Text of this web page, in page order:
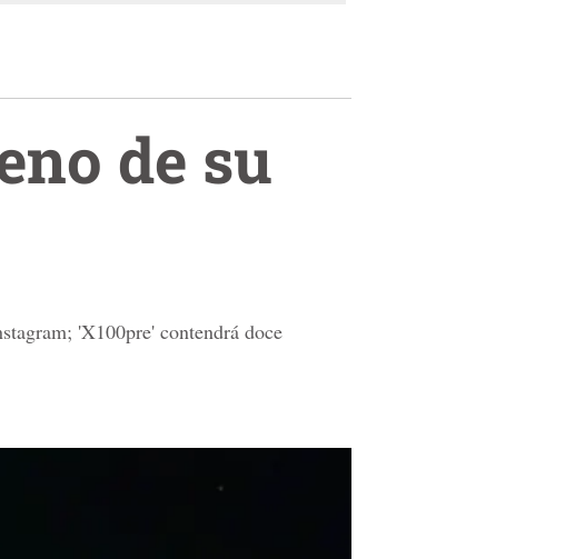
de su
'X100pre' contendrá doce